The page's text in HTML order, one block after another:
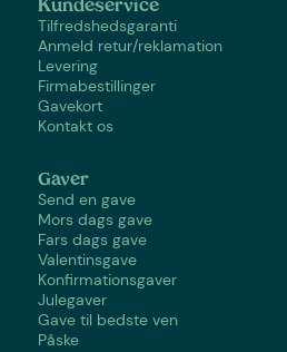
Kundeservice
Tilfredshedsgaranti
Anmeld retur/reklamation
Levering
Firmabestillinger
Gavekort
Kontakt os
Gaver
Send en gave
Mors dags gave
Fars dags gave
Valentinsgave
Konfirmationsgaver
Julegaver
Gave til bedste ven
Påske